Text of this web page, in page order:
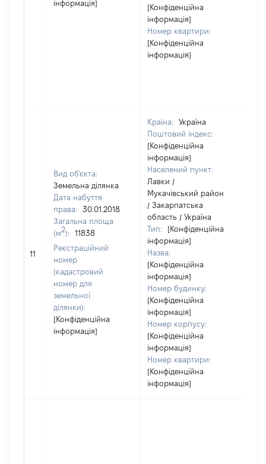
інформація]
[Конфіденційна
інформація]
Номер квартири:
[Конфіденційна
інформація]
11
Вид об'єкта:
Земельна ділянка
Дата набуття
права:
30.01.2018
Загальна площа
(м2):
11838
Реєстраційний
номер
(кадастровий
номер для
земельної
ділянки):
[Конфіденційна
інформація]
Країна:
Україна
Поштовий індекс:
[Конфіденційна
інформація]
Населений пункт:
Лавки /
Мукачівський район
/ Закарпатська
область / Україна
Тип:
[Конфіденційна
інформація]
Назва:
[Конфіденційна
інформація]
Номер будинку:
[Конфіденційна
інформація]
Номер корпусу:
[Конфіденційна
інформація]
Номер квартири:
[Конфіденційна
інформація]